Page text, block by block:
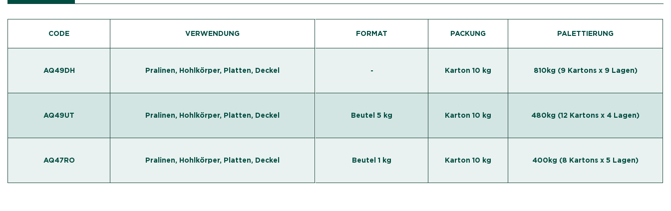
CODE VERWENDUNG
AQ49DH Pralinen, Hohlkörper, Platten, Deckel
AQ49UT Pralinen, Hohlkörper, Platten, Deckel
AQ47RO Pralinen, Hohlkörper, Platten, Deckel
FORMAT PACKUNG PALETTIERUNG
- Karton 10 kg 810kg (9 Kartons x 9 Lagen)
Beutel 5 kg Karton 10 kg 480kg (12 Kartons x 4 Lagen)
Beutel 1 kg Karton 10 kg 400kg (8 Kartons x 5 Lagen)